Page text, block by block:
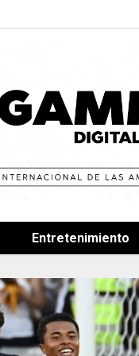
Entretenimiento